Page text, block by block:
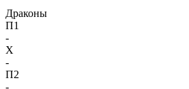
Драконы
П1
-
X
-
П2